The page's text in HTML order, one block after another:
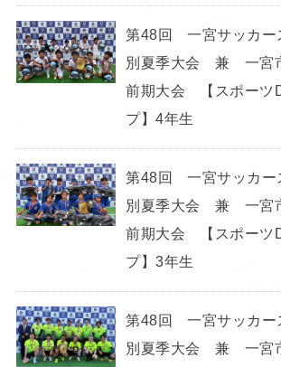
第48回 一宮サッカー
別夏季大会 兼 一宮
前期大会 【スポーツ
プ】4年生
第48回 一宮サッカー
別夏季大会 兼 一宮
前期大会 【スポーツ
プ】3年生
第48回 一宮サッカー
別夏季大会 兼 一宮